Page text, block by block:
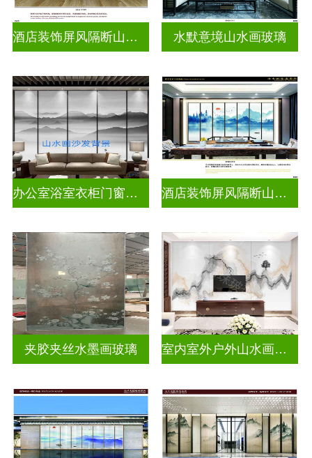
酒店装饰屏风隔断山水画玻璃 水默意境山水画玻璃
办公室浴室衣柜门窗户山水画玻璃 酒店装饰屏风隔断山水画玻璃
夹胶夹丝水墨画玻璃 室内室外户外山水画玻璃